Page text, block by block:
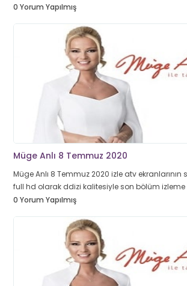
0 Yorum Yapılmış
Müge Anlı 8 Temmuz 2020
Müge Anlı 8 Temmuz 2020 izle atv ekranlarının
full hd olarak ddizi kalitesiyle son bölüm
0 Yorum Yapılmış